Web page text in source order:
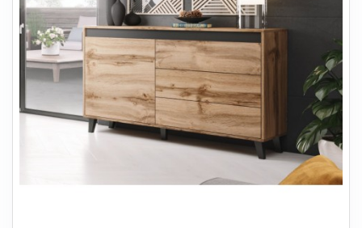
TÆPPER
+
LAMPER
+
HAVEMØBLER
+
ENTREMØBLER
SPAR PENGE PÅ UDVALGTE VARER